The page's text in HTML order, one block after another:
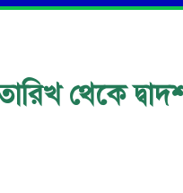
থেকে দ্বাদশ